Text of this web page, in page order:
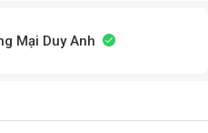
Mại Duy Anh